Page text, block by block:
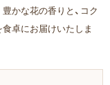
かな花の香りと、コク
卓にお届けいたしま